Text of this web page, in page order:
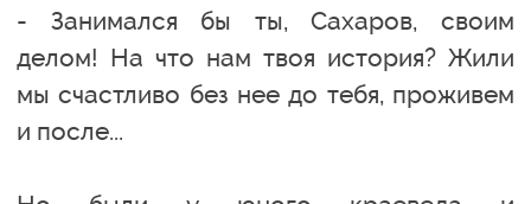
- Занимался бы ты, Сахаров, своим
делом! На что нам твоя история? Жили
мы счастливо без нее до тебя, проживем
и после...